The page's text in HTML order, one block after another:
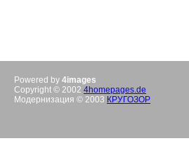
Powered by 4images
Copyright © 2002 4homepages.de
Модернизация © 2003 КРУГОЗОР